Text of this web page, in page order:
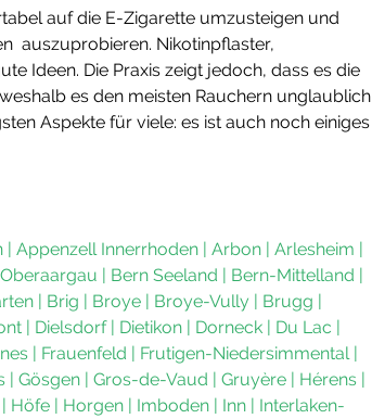
auf die E-Zigarette umzusteigen und
auszuprobieren. Nikotinpflaster,
Ideen. Die Praxis zeigt jedoch, dass es die
es den meisten Rauchern unglaublich
Aspekte für viele: es ist auch noch einiges
| Appenzell Innerrhoden | Arbon | Arlesheim |
| Bern Seeland | Bern-Mittelland |
| Brig | Broye| Broye-Vully | Brugg |
| Dielsdorf| Dietikon | Dorneck | Du Lac |
| Frauenfeld | Frutigen-Niedersimmental |
| Gösgen | Gros-de-Vaud | Gruyère | Hérens |
Höfe | Horgen | Imboden | Inn | Interlaken-